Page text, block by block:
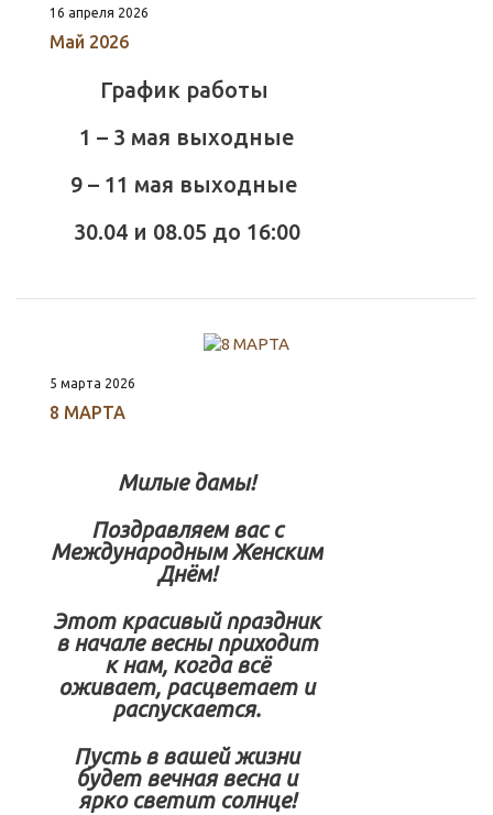
16 апреля 2026
Май 2026
График работы
1 – 3 мая выходные
9 – 11 мая выходные
30.04 и 08.05 до 16:00
5 марта 2026
8 МАРТА
Милые дамы!
Поздравляем вас с
Международным Женским
Днём!
Этот красивый праздник
в начале весны приходит
к нам, когда всё
оживает, расцветает и
распускается.
Пусть в вашей жизни
будет вечная весна и
ярко светит солнце!